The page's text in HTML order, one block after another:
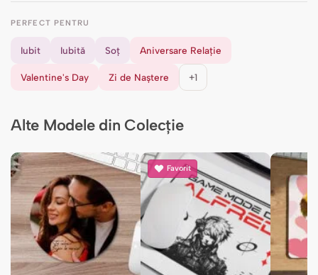
PERFECT PENTRU
Iubit Iubită Soț Aniversare Relație
Valentine's Day Zi de Naștere +1
Alte Modele din Colecție
Favorit